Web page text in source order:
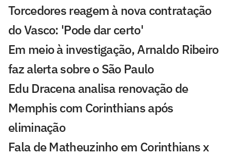
Torcedores reagem à nova contratação
do Vasco: 'Pode dar certo'
Em meio à investigação, Arnaldo Ribeiro
faz alerta sobre o São Paulo
Edu Dracena analisa renovação de
Memphis com Corinthians após
eliminação
Fala de Matheuzinho em Corinthians x